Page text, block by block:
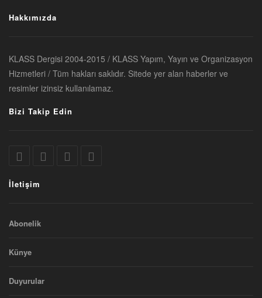
Hakkımızda
KLASS Dergisi 2004-2015 / KLASS Yapım, Yayın ve Organizasyon
Hizmetleri / Tüm hakları saklıdır. Sitede yer alan haberler ve
resimler izinsiz kullanılamaz.
Bizi Takip Edin
İletişim
Abonelik
Künye
Duyurular